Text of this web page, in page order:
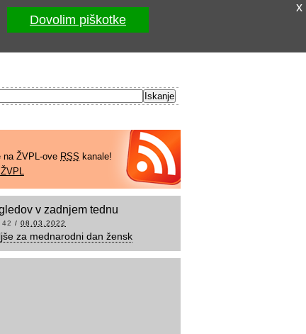
na ŽVPL-ove RSS kanale!
v zadnjem tednu
42 / 08.03.2022
za mednarodni dan žensk
x
Dovolim piškotke